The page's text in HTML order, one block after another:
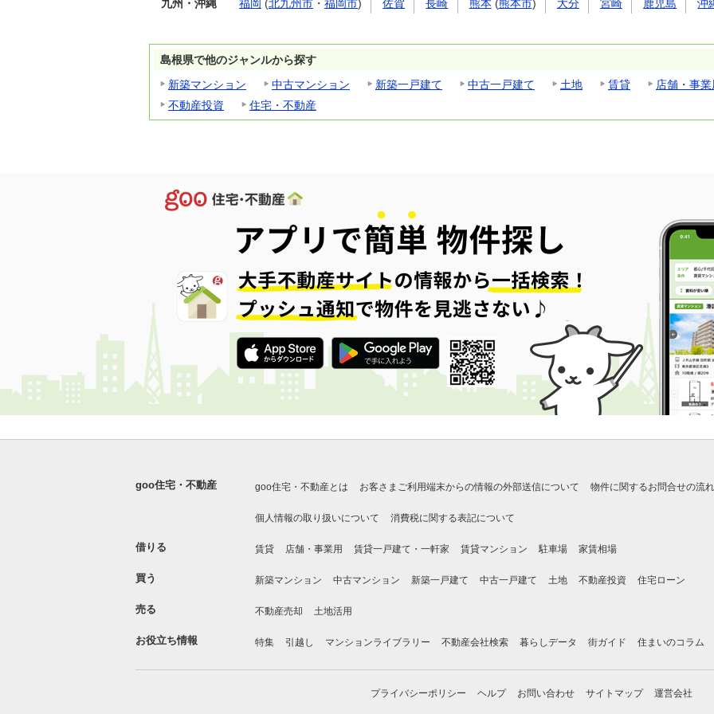
九州・沖縄 福岡 (北九州市 ・ 福岡市) 佐賀 長崎 熊本 (熊本市) 大分 宮崎 鹿児島 沖
島根県で他のジャンルから探す
新築マンション
中古マンション 新築一戸建て 中古一戸建て 土地 賃貸
店舗・事業
不動産投資
住宅・不動産
goo住宅・不動産 goo住宅・不動産とは お客さまご利用端末からの情報の外部送信について 物件に関するお問合せの流れ
個人情報の取り扱いについて 消費税に関する表記について
借りる 賃貸 店舗・事業用 賃貸一戸建て・一軒家 賃貸マンション 駐車場 家賃相場
買う 新築マンション 中古マンション 新築一戸建て 中古一戸建て 土地 不動産投資 住宅ローン
売る 不動産売却 土地活用
お役立ち情報 特集 引越し マンションライブラリー 不動産会社検索 暮らしデータ 街ガイド 住まいのコラム
プライバシーポリシー ヘルプ お問い合わせ サイトマップ 運営会社